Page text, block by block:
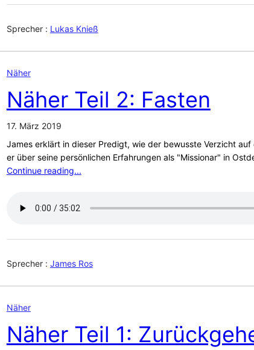
Sprecher : Lukas Knieß
Näher
Näher Teil 2: Fasten
17. März 2019
James erklärt in dieser Predigt, wie der bewusste Verzicht
er über seine persönlichen Erfahrungen als "Missionar" in
Continue reading...
Sprecher : James Ros
Näher
Näher Teil 1: